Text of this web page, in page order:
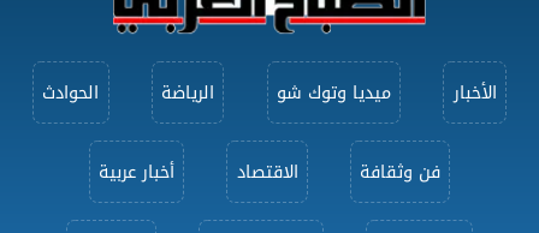
الأخبار ميديا وتوك شو الرياضة الحوادث
فن وثقافة الاقتصاد أخبار عربية